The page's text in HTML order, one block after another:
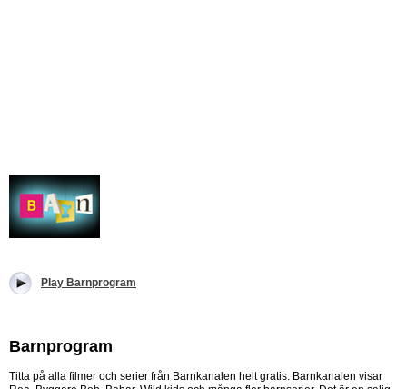
Play Barnprogram
Barnprogram
Titta på alla filmer och serier från Barnkanalen helt gratis. Barnkanalen visar